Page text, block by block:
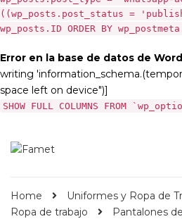
((wp_posts.post_status =
wp_posts.ID ORDER BY
Error en la base de datos de
writing
space left on device")]
SHOW FULL COLUMNS FROM
Home
Uniformes y Ropa de
Ropa de trabajo
Pantalones